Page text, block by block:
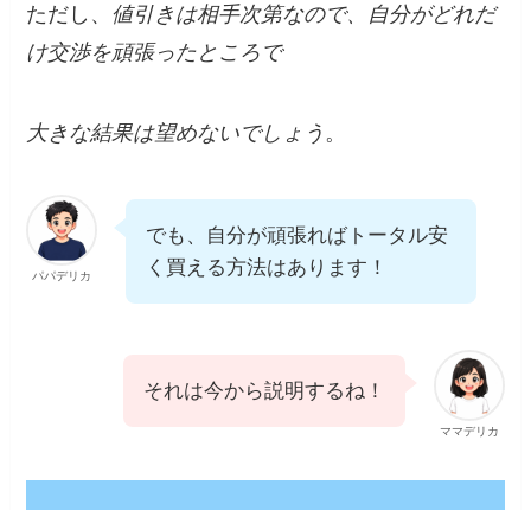
ただし、 値引きは相手次第なので、自分がどれだ
け交渉を頑張ったところで
大きな結果は望めないでしょう 。
パパデリカ
でも、自分が頑張ればトータル安
く買える方法はあります！
ママデリカ
それは今から説明するね！